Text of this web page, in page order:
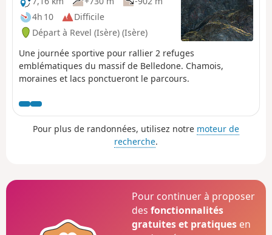
4h 10
Difficile
Départ à Revel (Isère) (Isère)
Une journée sportive pour rallier 2 refuges
emblématiques du massif de Belledone. Chamois,
moraines et lacs ponctueront le parcours.
Pour plus de randonnées, utilisez notre moteur de
recherche.
Pour continuer à proposer
desfonctionnalités
gratuites et pratiques en